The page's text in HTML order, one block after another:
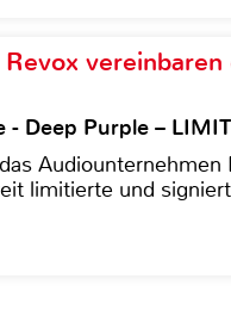
vereinbaren
Deep Purple –
Audiounternehmen
limitierte und